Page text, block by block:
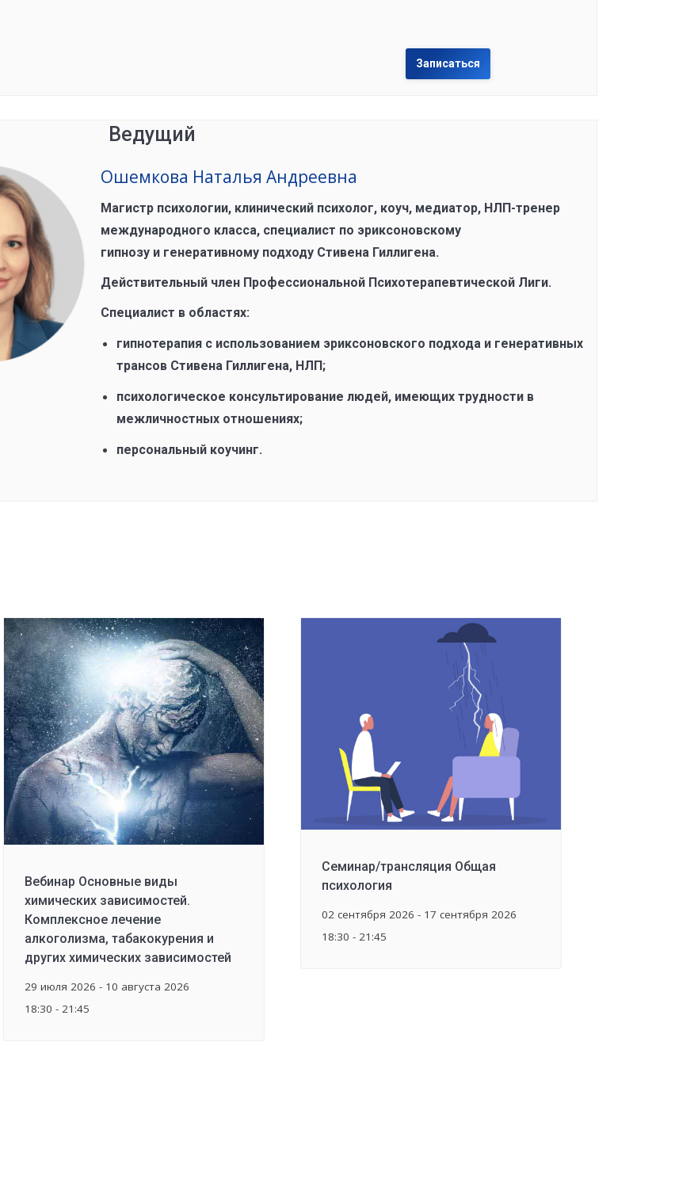
Записаться
Ведущий
Ошемкова Наталья Андреевна
Магистр психологии, клинический психолог, коуч, медиатор, НЛП-тренер
международного класса, специалист по эриксоновскому
гипнозу и генеративному подходу Стивена Гиллигена.
Действительный член Профессиональной Психотерапевтической Лиги.
Специалист в областях:
гипнотерапия с использованием эриксоновского подхода и генеративных
трансов Стивена Гиллигена, НЛП;
психологическое консультирование людей, имеющих трудности в
межличностных отношениях;
персональный коучинг.
Вебинар Основные виды
химических зависимостей.
Комплексное лечение
алкоголизма, табакокурения и
других химических зависимостей
29 июля 2026 - 10 августа 2026
18:30 - 21:45
Семинар/трансляция Общая
психология
02 сентября 2026 - 17 сентября 2026
18:30 - 21:45